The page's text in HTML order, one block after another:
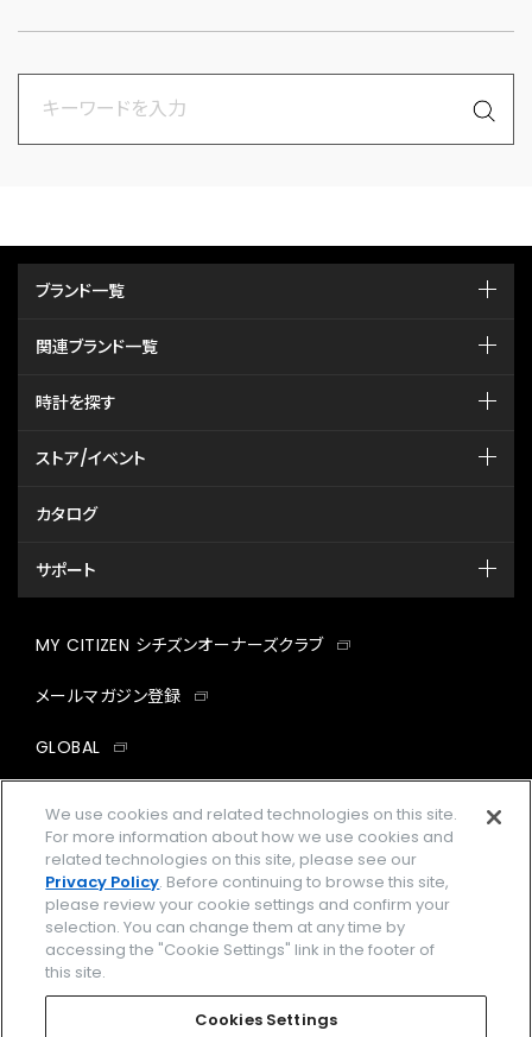
ブランド一覧
関連ブランド一覧
時計を探す
ストア/イベント
カタログ
サポート
MY CITIZEN シチズンオーナーズクラブ
メールマガジン登録
GLOBAL
facebookinstagramtwitter
企業情報 ご利用規約
プライバシーポリシー Cookies Settings
We use cookies and related technologies on this site.
For more information about how we use cookies and
related technologies on this site, please see our
Privacy Policy. Before continuing to browse this site,
please review your cookie settings and confirm your
selection. You can change them at any time by
accessing the "Cookie Settings" link in the footer of
this site.
Cookies Settings